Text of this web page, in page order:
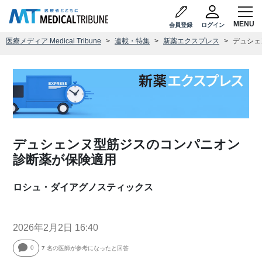
会員登録 ログイン
医療メディア Medical Tribune 連載・特集 新薬エクスプレス デュシ
デュシェンヌ型筋ジスのコンパニオン
診断薬が保険適用
ロシュ・ダイアグノスティックス
2026年2月2日 16:40
0 7 名の医師が参考になったと回答